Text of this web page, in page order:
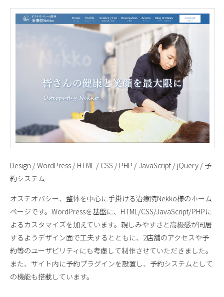
Design / WordPress / HTML / CSS / PHP / JavaScript / jQuery / 予
約システム
オステオパシー、整体を中心に手掛ける治療院Nekko様のホーム
ページです。WordPressを基盤に、HTML/CSS/JavaScript/PHPに
よるカスタマイズを加えています。親しみやすさと高級感が同居
するようデザイン面で工夫するとともに、2店舗のアクセスや予
約等のユーザビリティにも考慮して制作させていただきました。
また、サイト内に予約プラグインを設置し、予約システムとして
の機能も搭載しています。